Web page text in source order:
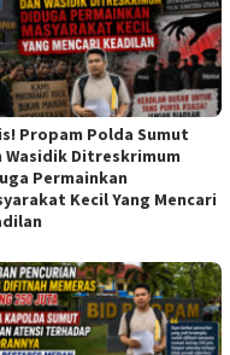
Propam Polda Sumut
Wasidik Ditreskrimum
Permainkan
Kecil Yang Mencari